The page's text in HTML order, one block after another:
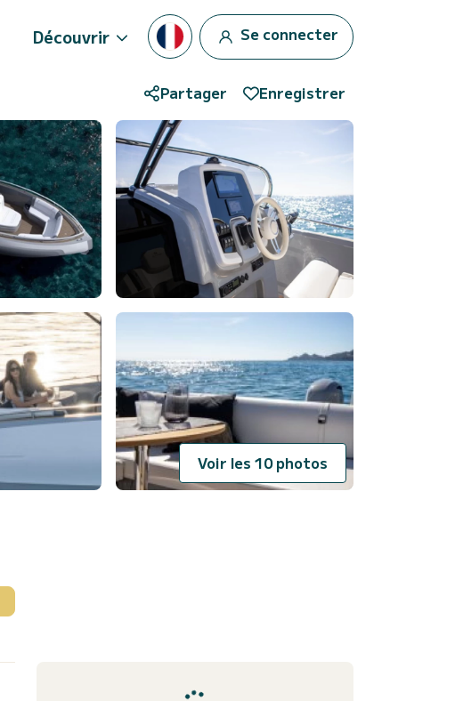
Découvrir Se connecter
Partager Enregistrer
Voir les 10 photos